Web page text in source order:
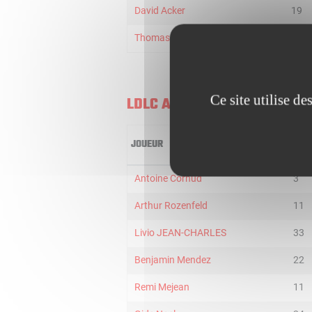
David Acker 19
Thomas Trauttmann
LDLC ASVEL U21
JOUEUR
Antoine Cornud 3
Arthur Rozenfeld 11
Livio JEAN-CHARLES 33
Benjamin Mendez 22
Remi Mejean 11
Ce site utilise